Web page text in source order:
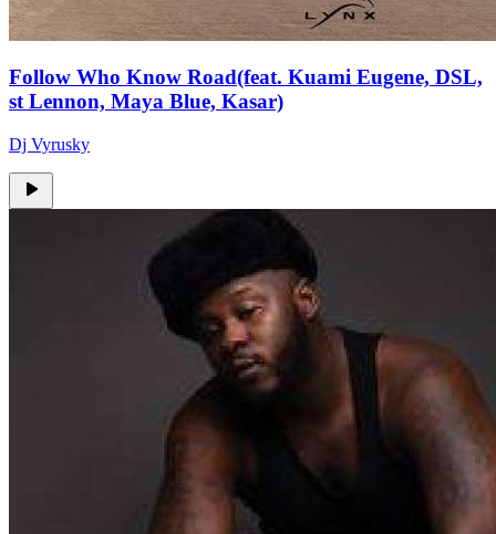
Follow Who Know Road(feat. Kuami Eugene, DSL,
st Lennon, Maya Blue, Kasar)
Dj Vyrusky